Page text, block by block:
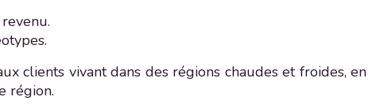
clients vivant dans des régions chaudes et froides, en
région.